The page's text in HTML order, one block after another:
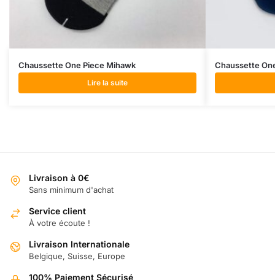
Chaussette One Piece Mihawk
Lire la suite
Chaussette
Livraison à 0€
Sans minimum d'achat
Service client
À votre écoute !
Livraison Internationale
Belgique, Suisse, Europe
100% Paiement Sécurisé